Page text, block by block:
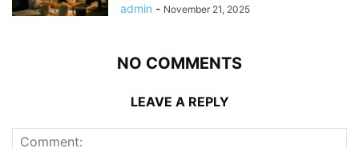
admin - November 21, 2025
NO COMMENTS
LEAVE A REPLY